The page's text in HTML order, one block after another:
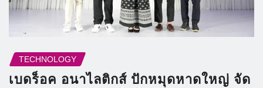
TECHNOLOGY
เบดร็อค อนาไลติกส์ ปักหมุดหาดใหญ่ จัด